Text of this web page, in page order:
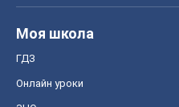
Моя школа
ГДЗ
Онлайн уроки